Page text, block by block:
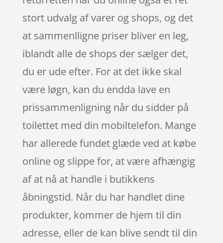
stort udvalg af varer og shops, og det
at sammenlligne priser bliver en leg,
iblandt alle de shops der sælger det,
du er ude efter. For at det ikke skal
være løgn, kan du endda lave en
prissammenligning når du sidder på
toilettet med din mobiltelefon. Mange
har allerede fundet glæde ved at købe
online og slippe for, at være afhængig
af at nå at handle i butikkens
åbningstid. Når du har handlet dine
produkter, kommer de hjem til din
adresse, eller de kan blive sendt til din